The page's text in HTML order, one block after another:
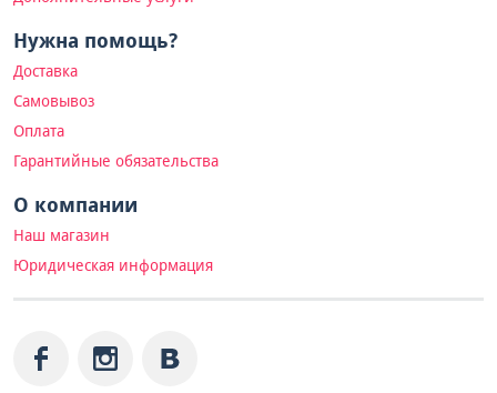
Нужна помощь?
Доставка
Самовывоз
Оплата
Гарантийные обязательства
О компании
Наш магазин
Юридическая информация